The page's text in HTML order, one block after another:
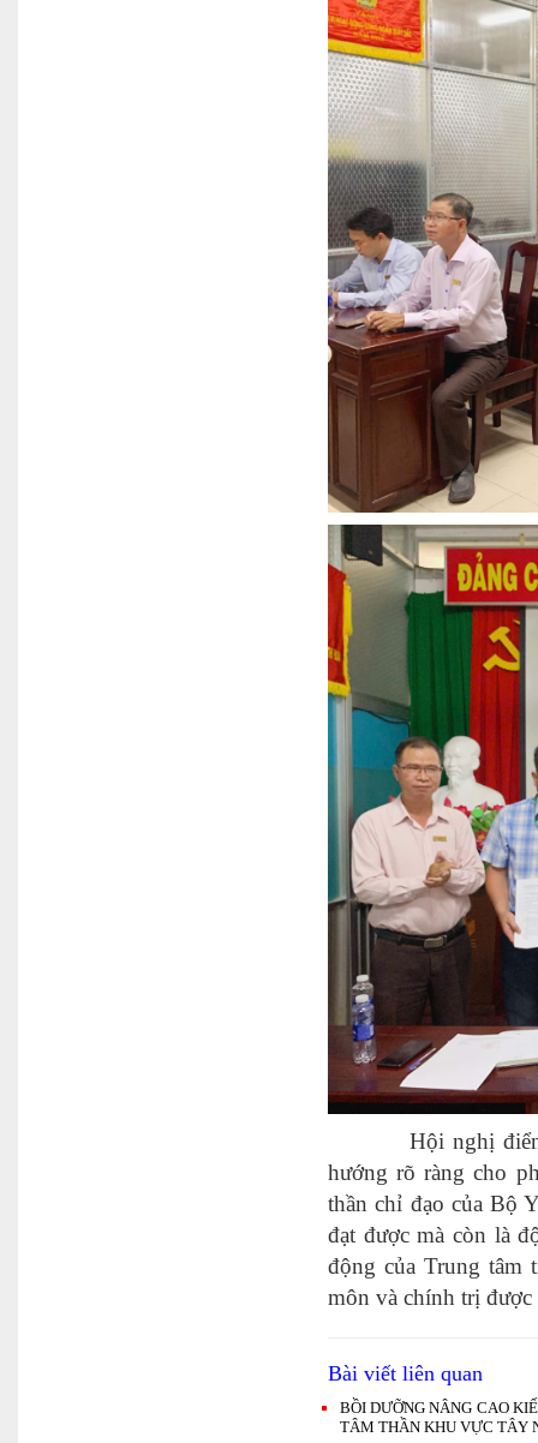
Hội nghị điển
hướng rõ ràng cho
thần chỉ đạo của Bộ
đạt được mà còn là
động của Trung tâm
môn và chính trị được
Bài viết liên quan
BỒI DƯỠNG NÂNG CAO
TÂM THẦN KHU VỰC TÂY